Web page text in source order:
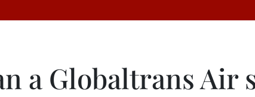
a Globaltrans Air